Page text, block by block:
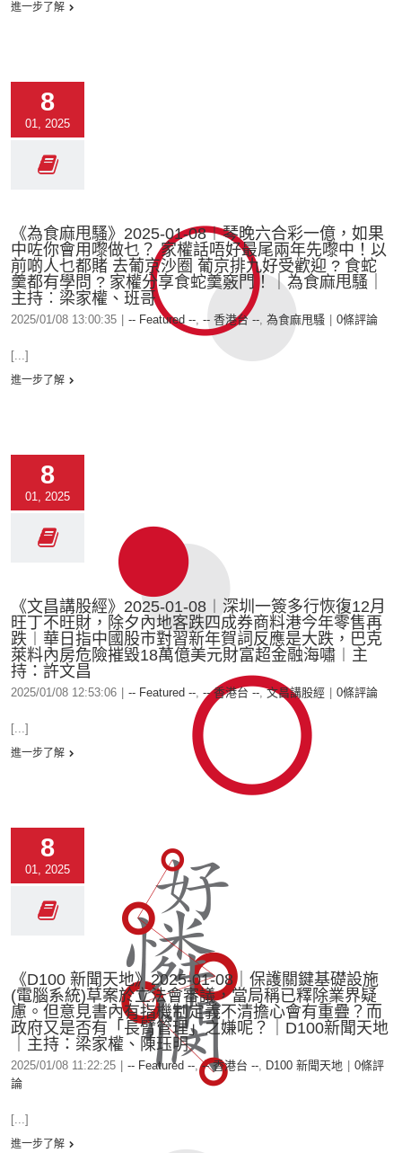
進一步了解
8
01, 2025
《為食麻甩騷》2025-01-08︱琴晚六合彩一億，如果
中咗你會用嚟做乜？ 家權話唔好最尾兩年先嚟中！以
前啲人乜都賭 去葡京沙圈 葡京排九好受歡迎 ? 食蛇
羹都有學問 ? 家權分享食蛇羹竅門！｜為食麻甩騷｜
主持︰梁家權、班哥
2025/01/08 13:00:35 -- Featured --, -- 香港台 --, 為食麻甩騷 0條評論
[...]
進一步了解
8
01, 2025
《文昌講股經》2025-01-08︱深圳一簽多行恢復12月
旺丁不旺財，除夕內地客跌四成券商料港今年零售再
跌︱華日指中國股市對習新年賀詞反應是大跌，巴克
萊料內房危險摧毀18萬億美元財富超金融海嘯︱主
持：許文昌
2025/01/08 12:53:06 -- Featured --, -- 香港台 --,文昌講股經 0條評論
[...]
進一步了解
8
01, 2025
《D100 新聞天地》2025-01-08｜保護關鍵基礎設施
(電腦系統)草案於立法會審議，當局稱已釋除業界疑
慮。但意見書內有指機制定義不清擔心會有重疊？而
政府又是否有「長臂管理」之嫌呢？｜D100新聞天地
｜主持：梁家權、陳珏明
2025/01/08 11:22:25 -- Featured --,-- 香港台 --, D100 新聞天地
0條評
論
[...]
進一步了解